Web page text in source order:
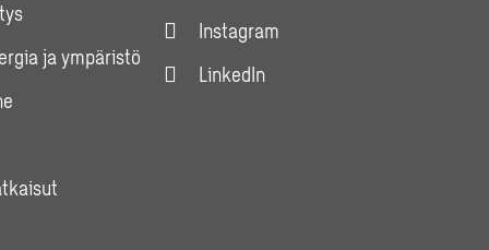
ja ympäristö
Instagram
LinkedIn